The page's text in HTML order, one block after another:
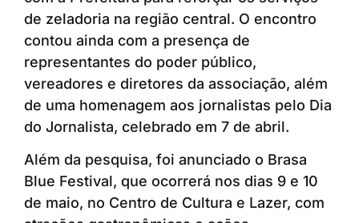
de zeladoria na região central. O encontro
contou ainda com a presença de
representantes do poder público,
vereadores e diretores da associação, além
de uma homenagem aos jornalistas pelo Dia
do Jornalista, celebrado em 7 de abril.
Além da pesquisa, foi anunciado o Brasa
Blue Festival, que ocorrerá nos dias 9 e 10
de maio, no Centro de Cultura e Lazer, com